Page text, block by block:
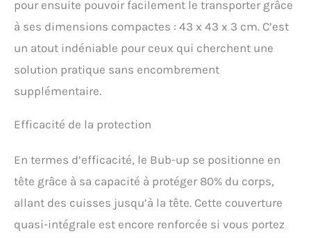
pour ensuite pouvoir facilement le transporter grâce
à ses dimensions compactes : 43 x 43 x 3 cm. C’est
un atout indéniable pour ceux qui cherchent une
solution pratique sans encombrement
supplémentaire.
Efficacité de la protection
En termes d’efficacité, le Bub-up se positionne en
tête grâce à sa capacité à protéger 80% du corps,
allant des cuisses jusqu’à la tête. Cette couverture
quasi-intégrale est encore renforcée si vous portez